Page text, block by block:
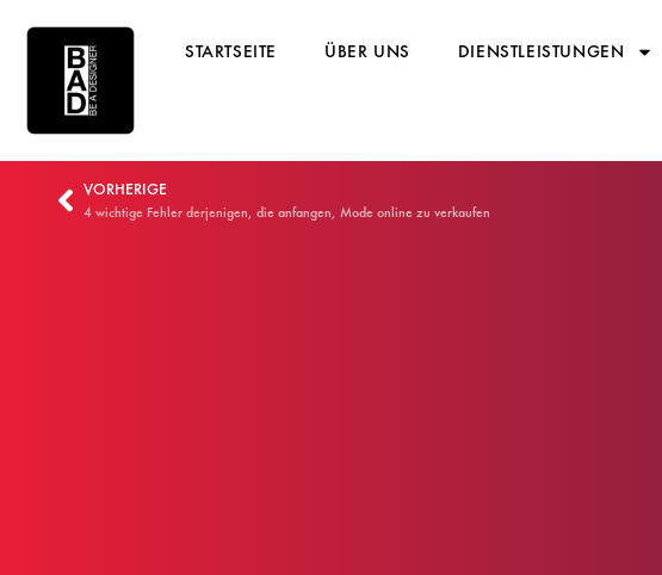
STARTSEITE ÜBER UNS DIENSTLEISTUNGEN
VORHERIGE
4 wichtige Fehler derjenigen, die anfangen, Mode online zu verkaufen